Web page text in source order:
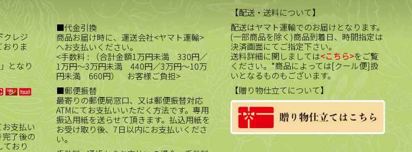
クレジ
おりま
となり
支払い
了後の
ており
■代金引換
商品お届け時に、運送会社<ヤマト運輸>
へお支払いください。
<手数料 : （合計金額1万円未満 330円／
1万円～3万円未満 440円／3万円～10万
円未満 660円） お客様ご負担>
■郵便振替
最寄りの郵便局窓口、又は郵便振替対応
ATMにてお支払いいただく方法です。専用
振込用紙を送らせて頂きます。払込用紙を
お受け取り後、7日以内にお支払いくださ
い。
【配送・送料について】
配送はヤマト運輸でのお届けとなります。
(一部商品を除く)商品到着日、時間指定は
決済画面にてご指定下さい。
送料詳細に関しましては<こちら>をご覧
ください。*商品によっては[クール便]扱
いとなるものもございます。
【贈り物仕立てについて】